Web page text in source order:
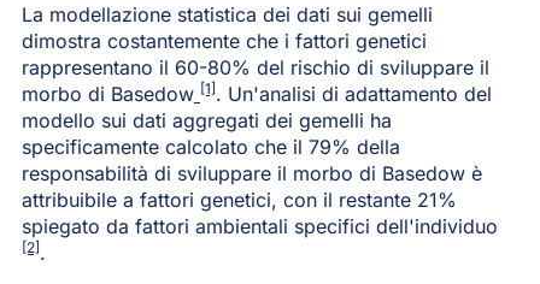
La modellazione statistica dei dati sui gemelli
dimostra costantemente che i fattori genetici
rappresentano il 60-80% del rischio di sviluppare il
morbo di Basedow [1] . Un'analisi di adattamento del
modello sui dati aggregati dei gemelli ha
specificamente calcolato che il 79% della
responsabilità di sviluppare il morbo di Basedow è
attribuibile a fattori genetici, con il restante 21%
spiegato da fattori ambientali specifici dell'individuo
[2] .